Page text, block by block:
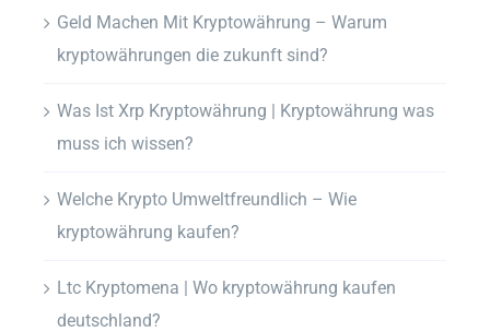
Geld Machen Mit Kryptowährung – Warum
kryptowährungen die zukunft sind?
Was Ist Xrp Kryptowährung | Kryptowährung was
muss ich wissen?
Welche Krypto Umweltfreundlich – Wie
kryptowährung kaufen?
Ltc Kryptomena | Wo kryptowährung kaufen
deutschland?